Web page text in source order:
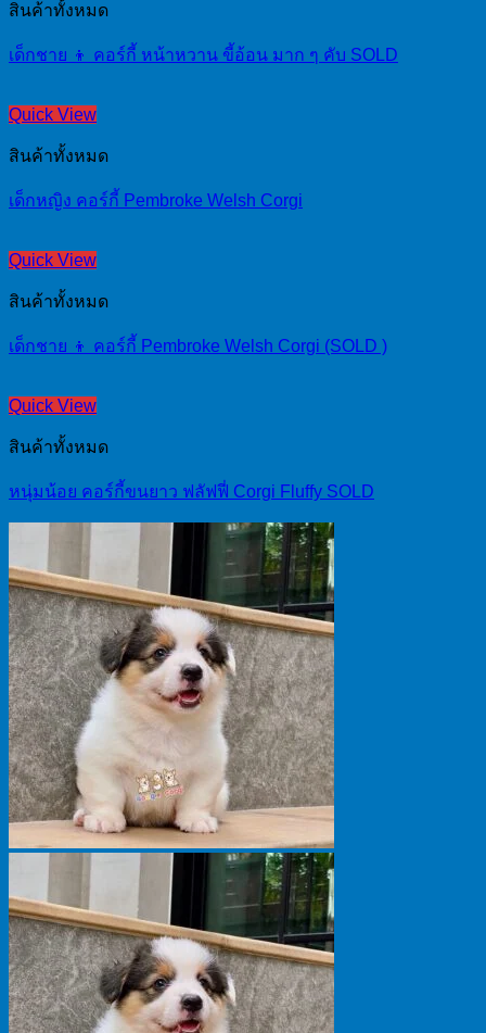
สินค้าทั้งหมด
เด็กชาย 👦 คอร์กี้ หน้าหวาน ขี้อ้อน มาก ๆ คับ SOLD
Quick View
สินค้าทั้งหมด
เด็กหญิง คอร์กี้ Pembroke Welsh Corgi
Quick View
สินค้าทั้งหมด
เด็กชาย 👦 คอร์กี้ Pembroke Welsh Corgi (SOLD )
Quick View
สินค้าทั้งหมด
หนุ่มน้อย คอร์กี้ขนยาว ฟลัฟฟี่ Corgi Fluffy SOLD